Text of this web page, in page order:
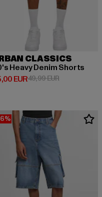
EUR
CLASSICS
Heavy Denim Shorts
EURPreis: 25,00 EUR
49,99 EURAktionspreis: